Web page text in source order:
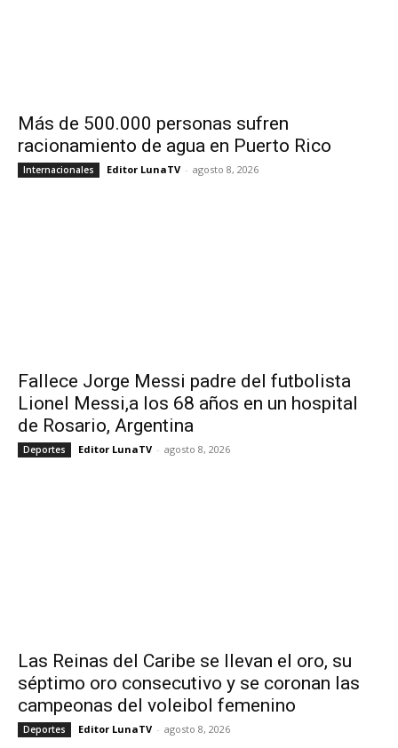
Más de 500.000 personas sufren
racionamiento de agua en Puerto Rico
Internacionales Editor LunaTV - agosto 8, 2026
Fallece Jorge Messi padre del futbolista
Lionel Messi,a los 68 años en un hospital
de Rosario, Argentina
Deportes Editor LunaTV - agosto 8, 2026
Las Reinas del Caribe se llevan el oro, su
séptimo oro consecutivo y se coronan las
campeonas del voleibol femenino
Deportes Editor LunaTV - agosto 8, 2026